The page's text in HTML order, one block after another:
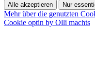
Alle akzeptieren Nur
Mehr über die genutzten
Cookie optin by Olli machts